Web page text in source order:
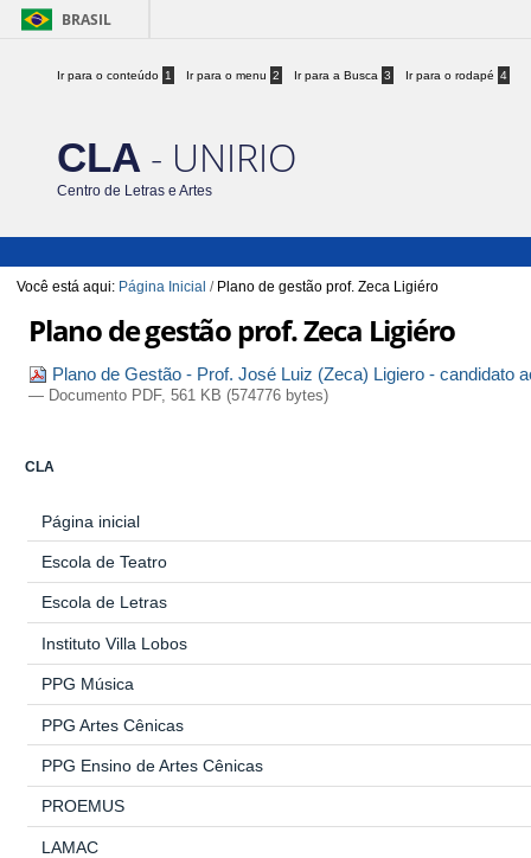
BRASIL
Ir para o conteúdo 1 Ir para o menu 2 Ir para a Busca 3 Ir para o rodapé 4
CLA - UNIRIO
Centro de Letras e Artes
Você está aqui: Página Inicial / Plano de gestão prof. Zeca Ligiéro
Plano de gestão prof. Zeca Ligiéro
Plano de Gestão - Prof. José Luiz (Zeca) Ligiero - candidato
— Documento PDF, 561 KB (574776 bytes)
CLA
Página inicial
Escola de Teatro
Escola de Letras
Instituto Villa Lobos
PPG Música
PPG Artes Cênicas
PPG Ensino de Artes Cênicas
PROEMUS
LAMAC